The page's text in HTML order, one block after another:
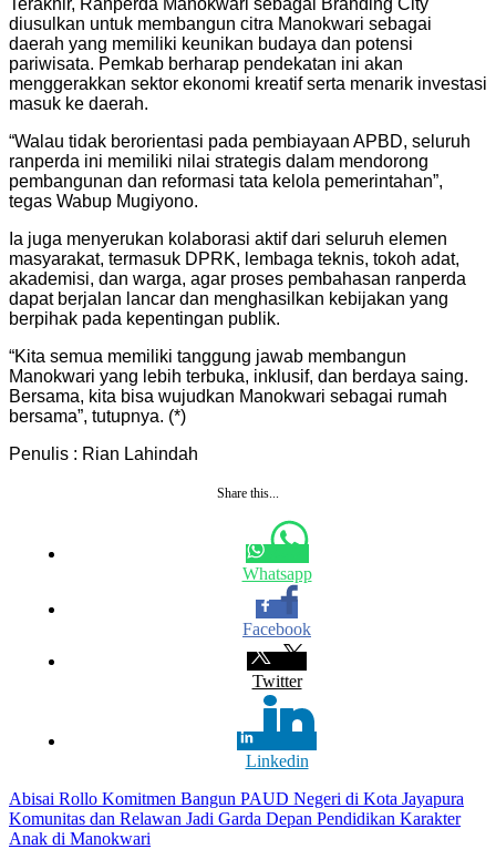
diusulkan untuk membangun citra Manokwari sebagai
daerah yang memiliki keunikan budaya dan potensi
pariwisata. Pemkab berharap pendekatan ini akan
menggerakkan sektor ekonomi kreatif serta menarik investasi
masuk ke daerah.
“Walau tidak berorientasi pada pembiayaan APBD, seluruh
ranperda ini memiliki nilai strategis dalam mendorong
pembangunan dan reformasi tata kelola pemerintahan”,
tegas Wabup Mugiyono.
Ia juga menyerukan kolaborasi aktif dari seluruh elemen
masyarakat, termasuk DPRK, lembaga teknis, tokoh adat,
akademisi, dan warga, agar proses pembahasan ranperda
dapat berjalan lancar dan menghasilkan kebijakan yang
berpihak pada kepentingan publik.
“Kita semua memiliki tanggung jawab membangun
Manokwari yang lebih terbuka, inklusif, dan berdaya saing.
Bersama, kita bisa wujudkan Manokwari sebagai rumah
bersama”, tutupnya. (*)
Penulis : Rian Lahindah
Share this...
Whatsapp
Facebook
Twitter
Linkedin
Navigasi
pos
Abisai Rollo Komitmen Bangun PAUD Negeri di Kota Jayapura
Komunitas dan Relawan Jadi Garda Depan Pendidikan Karakter
Anak di Manokwari